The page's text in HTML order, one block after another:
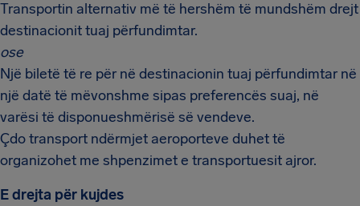
Transportin alternativ më të hershëm të mundshëm drejt
destinacionit tuaj përfundimtar.
ose
Një biletë të re për në destinacionin tuaj përfundimtar në
një datë të mëvonshme sipas preferencës suaj, në
varësi të disponueshmërisë së vendeve.
Çdo transport ndërmjet aeroporteve duhet të
organizohet me shpenzimet e transportuesit ajror.
E drejta për kujdes